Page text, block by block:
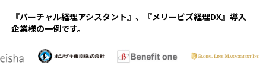
『バーチャル経理アシスタント』、『メリービズ経理DX』導入
企業様の一例です。